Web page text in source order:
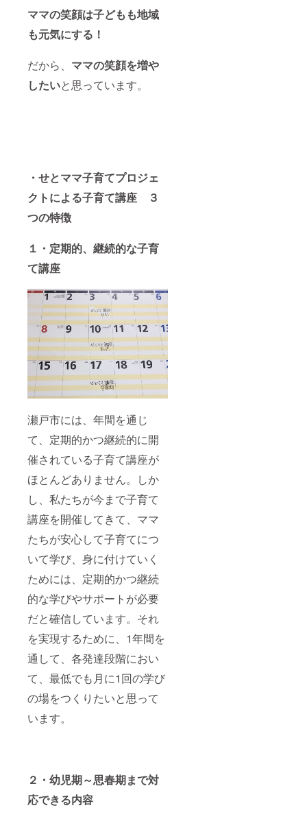
ママの笑顔は子どもも地域
も元気にする！
だから、 ママの笑顔を増や
したいと思っています。
・せとママ子育てプロジェ
クトによる子育て講座 ３
つの特徴
１・定期的、継続的な子育
て講座
瀬戸市には、年間を通じ
て、定期的かつ継続的に開
催されている子育て講座が
ほとんどありません。しか
し、私たちが今まで子育て
講座を開催してきて、ママ
たちが安心して子育てにつ
いて学び、身に付けていく
ためには、定期的かつ継続
的な学びやサポートが必要
だと確信しています。それ
を実現するために、1年間を
通して、各発達段階におい
て、最低でも月に1回の学び
の場をつくりたいと思って
います。
２・幼児期～思春期まで対
応できる内容